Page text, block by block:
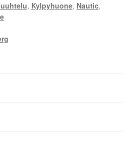
, Kylpyhuone, Nautic,